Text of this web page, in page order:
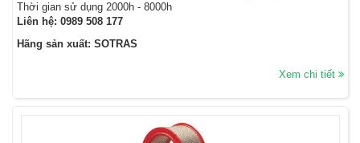
Thời gian sử dụng 2000h - 8000h
Liên hệ: 0989 508 177
Hãng sản xuất: SOTRAS
Xem chi tiết